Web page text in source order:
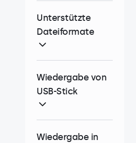
Unterstützte
Dateiformate
Wiedergabe von
USB-Stick
Wiedergabe in